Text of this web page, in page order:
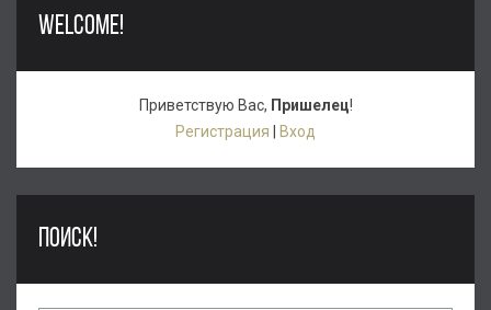
WELCOME!
Приветствую Вас, Пришелец!
Регистрация
Вход
ПОИСК!